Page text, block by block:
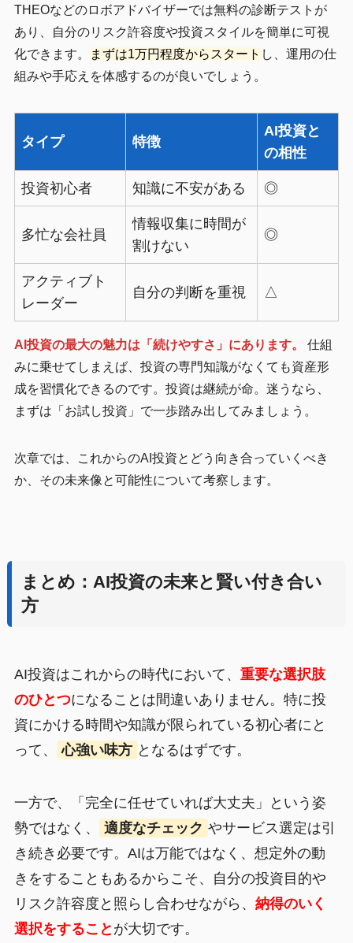
THEOなどのロボアドバイザーでは無料の診断テストが
あり、自分のリスク許容度や投資スタイルを簡単に可視
化できます。
まずは1万円程度からスタート し、運用の仕
組みや手応えを体感するのが良いでしょう。
タイプ 特徴
AI投資と
の相性
投資初心者 知識に不安がある ◎
多忙な会社員
情報収集に時間が
割けない
◎
アクティブト
レーダー
自分の判断を重視 △
AI投資の最大の魅力は「続けやすさ」にあります。
仕組
みに乗せてしまえば、投資の専門知識がなくても資産形
成を習慣化できるのです。投資は継続が命。迷うなら、
まずは「お試し投資」で一歩踏み出してみましょう。
次章では、これからのAI投資とどう向き合っていくべき
か、その未来像と可能性について考察します。
まとめ：AI投資の未来と賢い付き合い
方
AI投資はこれからの時代において、 重要な選択肢
のひとつになることは間違いありません。特に投
資にかける時間や知識が限られている初心者にと
って、
心強い味方 となるはずです。
一方で、「完全に任せていれば大丈夫」という姿
勢ではなく、
適度なチェック やサービス選定は引
き続き必要です。AIは万能ではなく、想定外の動
きをすることもあるからこそ、自分の投資目的や
リスク許容度と照らし合わせながら、 納得のいく
選択をすること が大切です。